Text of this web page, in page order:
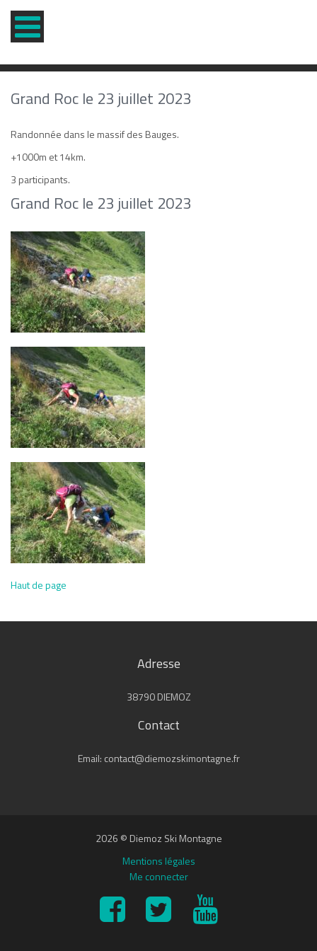
Grand Roc le 23 juillet 2023
Randonnée dans le massif des Bauges.
+1000m et 14km.
3 participants.
Grand Roc le 23 juillet 2023
Haut de page
Adresse
38790 DIEMOZ
Contact
Email: contact@diemozskimontagne.fr
2026 © Diemoz Ski Montagne
Mentions légales
Me connecter